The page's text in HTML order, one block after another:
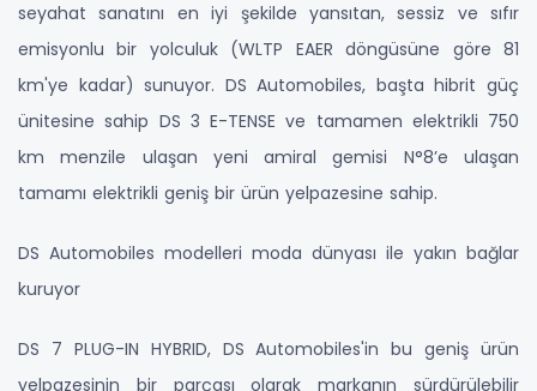
seyahat sanatını en iyi şekilde yansıtan, sessiz ve sıfır
emisyonlu bir yolculuk (WLTP EAER döngüsüne göre 81
km'ye kadar) sunuyor. DS Automobiles, başta hibrit güç
ünitesine sahip DS 3 E-TENSE ve tamamen elektrikli 750
km menzile ulaşan yeni amiral gemisi N°8’e ulaşan
tamamı elektrikli geniş bir ürün yelpazesine sahip.
DS Automobiles modelleri moda dünyası ile yakın bağlar
kuruyor
DS 7 PLUG-IN HYBRID, DS Automobiles'in bu geniş ürün
yelpazesinin bir parçası olarak markanın sürdürülebilir